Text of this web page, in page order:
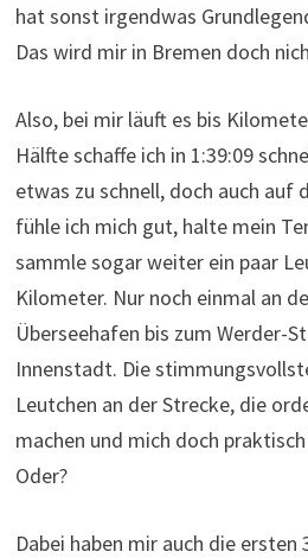
hat sonst irgendwas
Das wird mir in Bremen doch
Also, bei mir läuft es bis
Hälfte schaffe ich in 1:39:09
etwas zu schnell, doch auch auf
fühle ich mich gut, halte mein
sammle sogar weiter ein paar
Kilometer. Nur noch einmal an
Überseehafen bis zum Werder-
Innenstadt. Die
Leutchen an der Strecke, die
machen und mich doch
Oder?
Dabei haben mir auch die